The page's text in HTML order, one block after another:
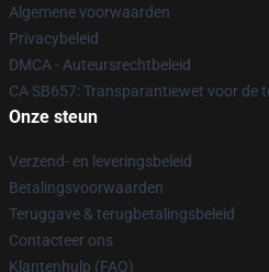
Algemene voorwaarden
Privacybeleid
DMCA - Auteursrechtbeleid
CA SB657: Transparantiewet voor de
Onze steun
Verzend- en leveringsbeleid
Betalingsvoorwaarden
Teruggave & terugbetalingsbeleid
Contacteer ons
Klantenhulp (FAQ)